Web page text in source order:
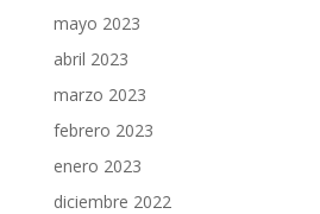
mayo 2023
abril 2023
marzo 2023
febrero 2023
enero 2023
diciembre 2022